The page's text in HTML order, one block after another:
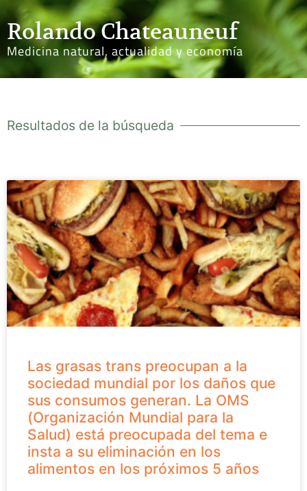
Rolando Chateauneuf
Medicina natural, actualidad y economía
Resultados de la búsqueda
Las grasas trans preocupan a la
sociedad mundial por los daños que
sus consumos generan. La OMS
(Organización Mundial para la
Salud) está preocupada del tema e
insta a su eliminación en los
alimentos en los próximos 5 años